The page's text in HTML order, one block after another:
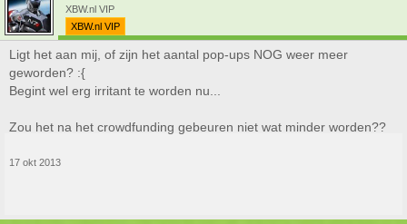
XBW.nl VIP
XBW.nl VIP
Ligt het aan mij, of zijn het aantal pop-ups NOG weer meer
geworden? :{
Begint wel erg irritant te worden nu...
Zou het na het crowdfunding gebeuren niet wat minder worden??
17 okt 2013